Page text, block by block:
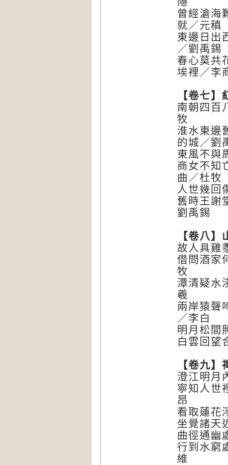
曾經滄海
就／元稹
東邊日出
／劉禹錫
春心莫共
埃裡／李
【卷七
南朝四百
牧
淮水東邊
的城／劉
東風不與
商女不知
曲／杜牧
人世幾回
舊時王謝
劉禹錫
【卷八
故人具雞
借問酒家
牧
潭清疑水
羲
兩岸猿聲
／李白
明月松間
白雲回望
【卷九】
澄江明月
寧知人世
昂
看取蓮花
坐覺諸天
曲徑通幽
行到水窮
維